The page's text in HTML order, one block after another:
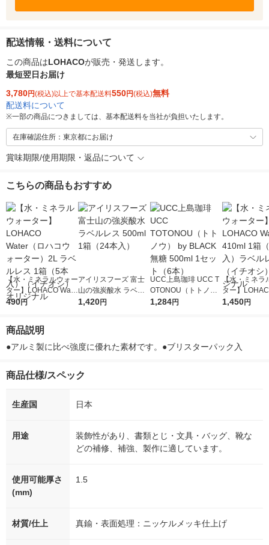
配送情報・送料について
この商品はLOHACOが販売・発送します。
最短翌日お届け
3,780円(税込)以上で基本配送料550円(税込)無料
配送料について
※一部の商品につきましては、基本配送料を当社が負担いたします。
在庫確認住所：東京都にお届け
賞味期限/使用期限・返品について
こちらの商品もおすすめ
【水・ミネラルウォー
ター】LOHACO Wate
r（ロハコウォータ
シ） オリジナル
490円
アイリスフーズ 富士
山の強炭酸水 ラベル
レス 500ml 1箱（24
1,420円
UCC上島珈琲 UCC T
OTONOU（トトノ
ウ） by BLACK無糖 5
1,284円
【水・ミネラ
ター】
r 410ml 1箱（
1,450円
商品説明
●アルミ製に比べ強度に優れた素材です。●ブリスターパック入
商品仕様/スペック
生産国 日本
用途
装飾性があり、書類とじ・文具・バッグ、靴な
どの補修、補強、製作に適しています。
使用可能厚さ
(mm)
1.5
材質/仕上 真鍮・表面処理：ニッケルメッキ仕上げ